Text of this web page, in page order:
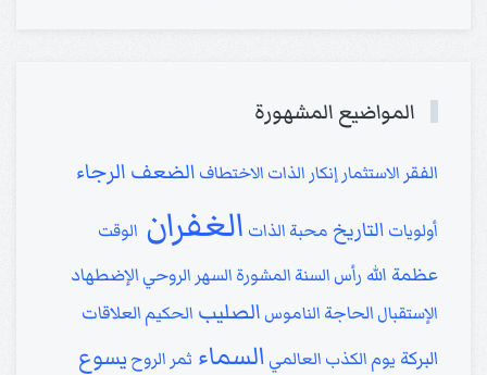
المواضيع المشهورة
الفقر الاستثمار إنكار الذات الاختطاف الضعف الرجاء
أولويات التاريخ محبة الذات الغفران الوقت
عظمة الله رأس السنة المشورة السهر الروحي الإضطهاد
الإستقبال الحاجة الناموس الصليب الحكيم العلاقات
البركة يوم الكذب العالمي السماء ثمر الروحيسوع